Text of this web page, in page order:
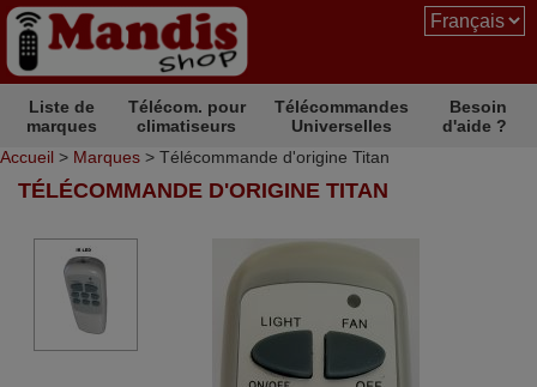
Liste de
marques
Télécom. pour
climatiseurs
Télécommandes
Universelles
Besoin
d'aide ?
Accueil > Marques > Télécommande d'origine Titan
TÉLÉCOMMANDE D'ORIGINE TITAN